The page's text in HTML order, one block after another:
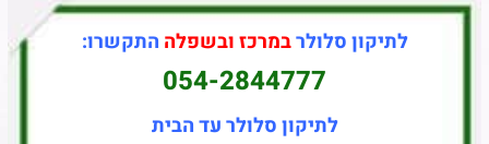
לתיקון סלולרבמרכז ובשפלה התקשרו:
054-2844777
לתיקון סלולר עד הבית